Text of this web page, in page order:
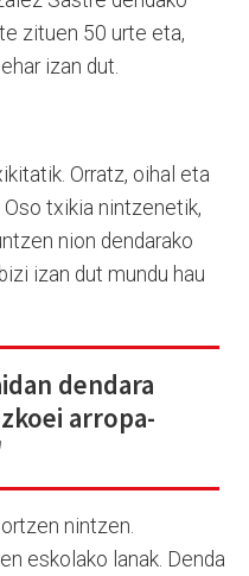
zituen 50 urte eta,
izan dut.
Orratz, oihal eta
txikia nintzenetik,
nion dendarako
izan dut mundu hau
dendara
arropa-
nintzen.
eskolako lanak. Denda